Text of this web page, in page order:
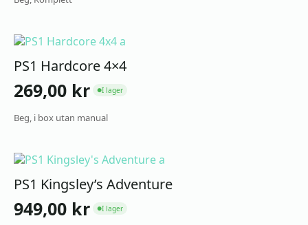
PS1 Hardcore 4×4
269,00 kr ●I lager
Beg, i box utan manual
PS1 Kingsley’s Adventure
949,00 kr ●I lager